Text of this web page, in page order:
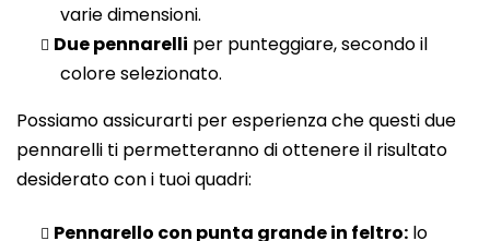
varie dimensioni.
Due pennarelli per punteggiare, secondo il
colore selezionato.
Possiamo assicurarti per esperienza che questi due
pennarelli ti permetteranno di ottenere il risultato
desiderato con i tuoi quadri:
Pennarello con punta grande in feltro: lo